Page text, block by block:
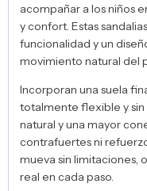
acompañar a los niños
y confort. Estas
funcionalidad y un
movimiento natural del
Incorporan una suela
totalmente flexible y sin
natural y una mayor
contrafuertes ni
mueva sin
real en cada paso.